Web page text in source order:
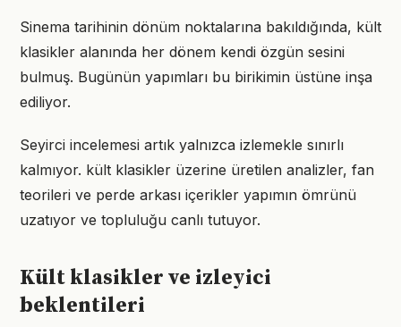
Sinema tarihinin dönüm noktalarına bakıldığında, kült
klasikler alanında her dönem kendi özgün sesini
bulmuş. Bugünün yapımları bu birikimin üstüne inşa
ediliyor.
Seyirci incelemesi artık yalnızca izlemekle sınırlı
kalmıyor. kült klasikler üzerine üretilen analizler, fan
teorileri ve perde arkası içerikler yapımın ömrünü
uzatıyor ve topluluğu canlı tutuyor.
Kült klasikler ve izleyici
beklentileri